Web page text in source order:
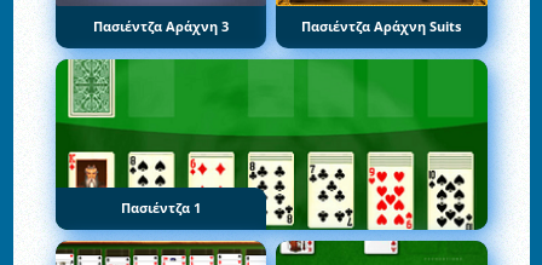
Πασιέντζα Αράχνη 3 Πασιέντζα Αράχνη Suits
Πασιέντζα 1